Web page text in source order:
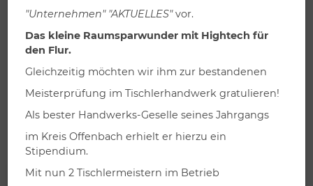
kreative Nutzung als Lese-/Multimedia-Ecke
ruhige Optik
Abmessungen des dargestellten Möbels:
Höhe:
240 cm
Breite:
285 cm
Tiefe:
30 cm
Individuell planen
"Unternehmen" "AKTUELLES"vor.
Das kleine Raumsparwunder mit Hightech für
den Flur.
Gleichzeitig möchten wir ihm zur bestandenen
Meisterprüfung im Tischlerhandwerk gratulieren!
Als bester Handwerks-Geselle seines Jahrgangs
im Kreis Offenbach erhielt er hierzu ein
Stipendium.
Mit nun 2 Tischlermeistern im Betrieb